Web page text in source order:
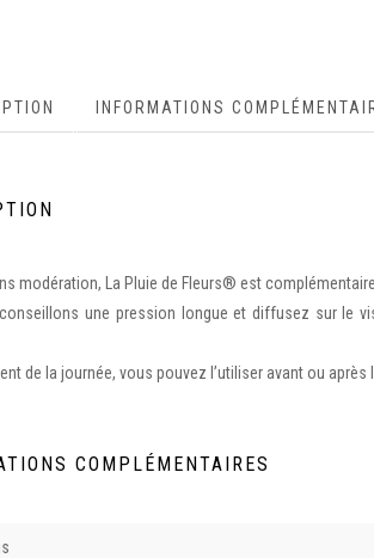
INFORMATIONS
modération, La Pluie de Fleurs® est
une pression longue et diffusez sur le
de la journée, vous pouvez l’utiliser avant ou
COMPLÉMENTAIRES